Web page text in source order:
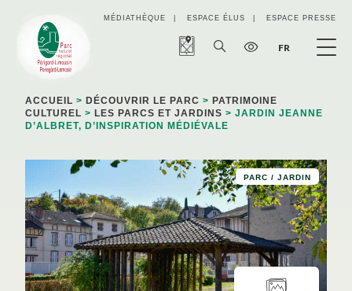
MÉDIATHÈQUE ESPACE ÉLUS ESPACE PRESSE
FR
ACCUEIL > DÉCOUVRIR LE PARC > PATRIMOINE
CULTUREL > LES PARCS ET JARDINS > JARDIN JEANNE
D’ALBRET, D’INSPIRATION MÉDIÉVALE
PARC / JARDIN